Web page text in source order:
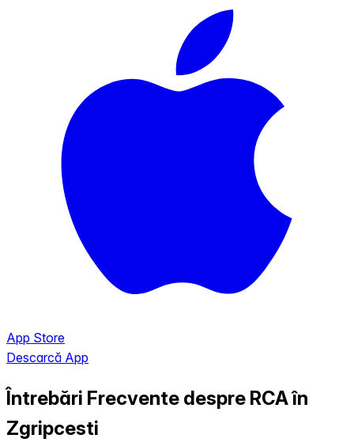
App Store
Descarcă App
Întrebări Frecvente despre RCA în
Zgripcesti